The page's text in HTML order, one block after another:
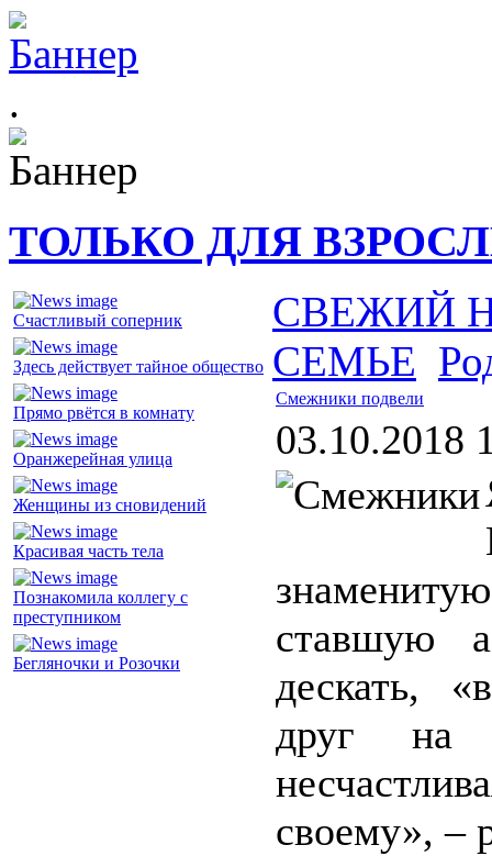
.
ТОЛЬКО ДЛЯ
Счастливый соперник
Здесь действует тайное общество
Прямо рвётся в комнату
Оранжерейная улица
Женщины из сновидений
Красивая часть тела
Познакомила коллегу с
преступником
Бегляночки и Розочки
СВЕЖИЙ
СЕМЬЕ
Смежники подвели
03.10.2018
ставшую
дескать,
друг на
своему», –